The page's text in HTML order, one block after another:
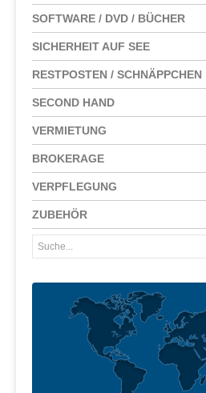
SOFTWARE / DVD / BÜCHER
SICHERHEIT AUF SEE
RESTPOSTEN / SCHNÄPPCHEN
SECOND HAND
VERMIETUNG
BROKERAGE
VERPFLEGUNG
ZUBEHÖR